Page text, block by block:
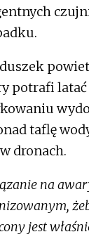
potrafi latać
taflę
dronach.
na
jest